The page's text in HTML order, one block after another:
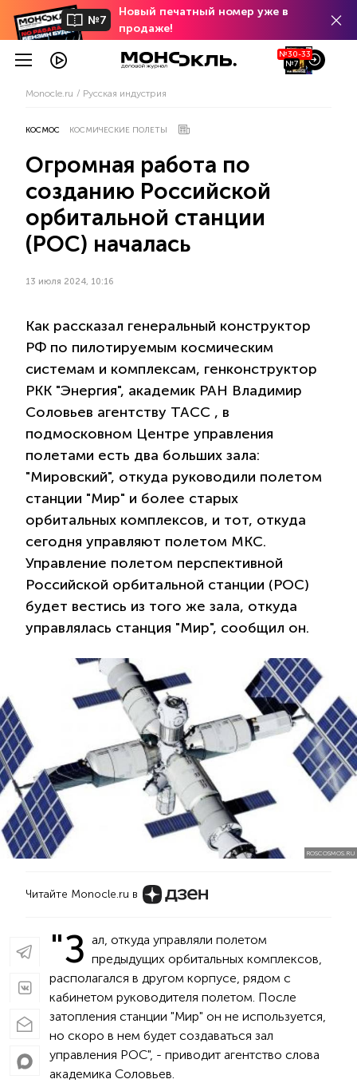
№7
Новый печатный номер уже в
продаже!
№30-33
№7
Monocle.ru Русская индустрия
КОСМОС КОСМИЧЕСКИЕ ПОЛЕТЫ
Огромная работа по
созданию Российской
орбитальной станции
(РОС) началась
13 июля 2024, 10:16
Как рассказал генеральный конструктор
РФ по пилотируемым космическим
системам и комплексам, генконструктор
РКК "Энергия", академик РАН Владимир
Соловьев агентству ТАСС , в
подмосковном Центре управления
полетами есть два больших зала:
"Мировский", откуда руководили полетом
станции "Мир" и более старых
орбитальных комплексов, и тот, откуда
сегодня управляют полетом МКС.
Управление полетом перспективной
Российской орбитальной станции (РОС)
будет вестись из того же зала, откуда
управлялась станция "Мир", сообщил он.
ROSCOSMOS.RU
Читайте Monocle.ru в
"З ал, откуда управляли полетом
предыдущих орбитальных комплексов,
располагался в другом корпусе, рядом с
кабинетом руководителя полетом. После
затопления станции "Мир" он не используется,
но скоро в нем будет создаваться зал
управления РОС", - приводит агентство слова
академика Соловьев.